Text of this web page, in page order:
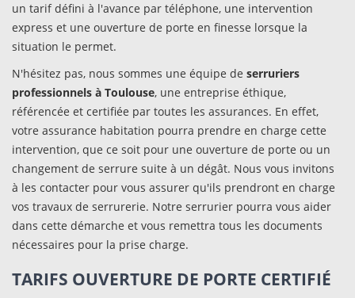
un tarif défini à l'avance par téléphone, une intervention
express et une ouverture de porte en finesse lorsque la
situation le permet.
N'hésitez pas, nous sommes une équipe de serruriers
professionnels à Toulouse, une entreprise éthique,
référencée et certifiée par toutes les assurances. En effet,
votre assurance habitation pourra prendre en charge cette
intervention, que ce soit pour une ouverture de porte ou un
changement de serrure suite à un dégât. Nous vous invitons
à les contacter pour vous assurer qu'ils prendront en charge
vos travaux de serrurerie. Notre serrurier pourra vous aider
dans cette démarche et vous remettra tous les documents
nécessaires pour la prise charge.
TARIFS OUVERTURE DE PORTE CERTIFIÉ